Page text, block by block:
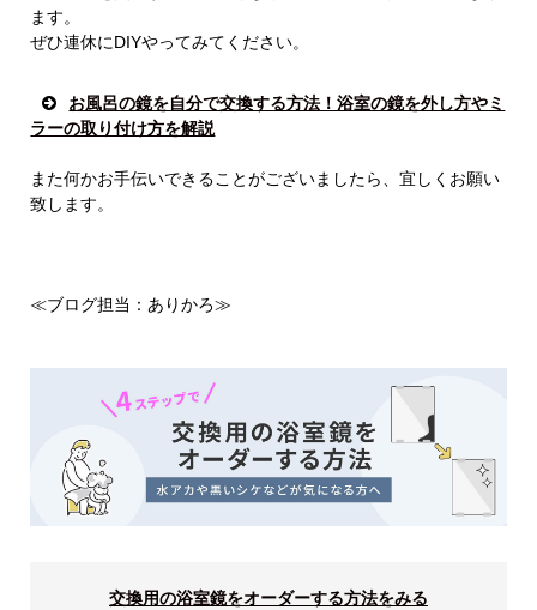
ます。
ぜひ連休にDIYやってみてください。
お風呂の鏡を自分で交換する方法！浴室の鏡を外し方やミ
ラーの取り付け方を解説
また何かお手伝いできることがございましたら、宜しくお願い
致します。
≪ブログ担当：ありかろ≫
交換用の浴室鏡をオーダーする方法をみる